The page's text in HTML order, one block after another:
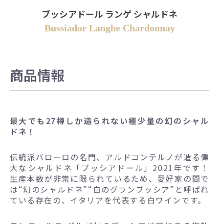
ブッシアドール ランゲ シャルドネ
Bussiador Langhe Chardonnay
商品情報
最大でも27樽しか造られない極少量の幻のシャル
ドネ！
伝統派バローロの名門、アルドコンテルノが造る偉
大なシャルドネ「ブッシアドール」2021年です！
生産本数が非常に限られているため、愛好家の間で
は“幻のシャルドネ”“白のグランブッシア”と呼ばれ
ている存在の、イタリアを代表する白ワインです。